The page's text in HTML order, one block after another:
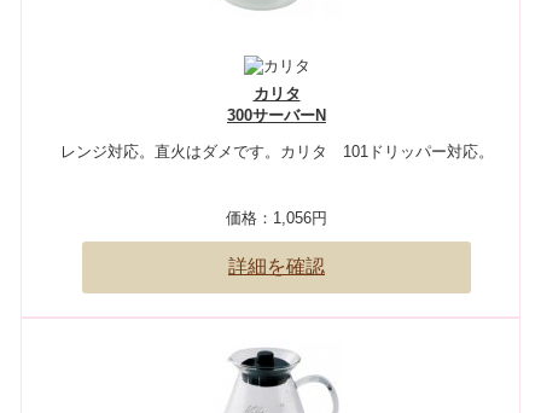
カリタ
300サーバーN
レンジ対応。直火はダメです。カリタ 101ドリッパー対応。
価格： 1,056円
詳細を確認